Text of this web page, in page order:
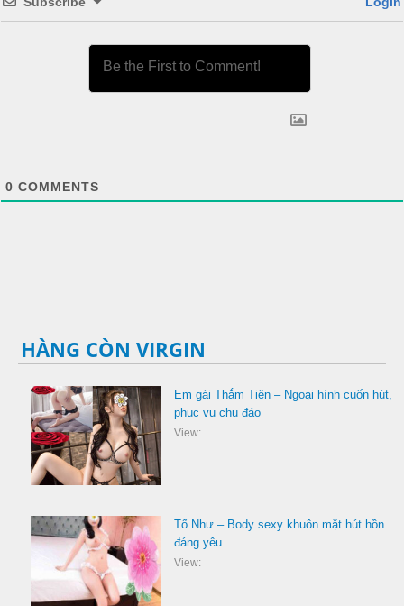
0 COMMENTS
HÀNG CÒN VIRGIN
Em gái Thắm Tiên – Ngoại hình cuốn hút,
phục vụ chu đáo
View:
Tố Như – Body sexy khuôn mặt hút hồn
đáng yêu
View: